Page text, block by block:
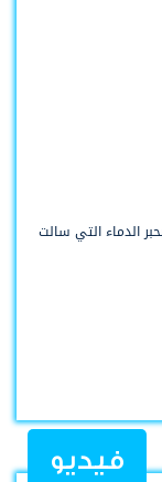
الدماء التي سالت
فيديو